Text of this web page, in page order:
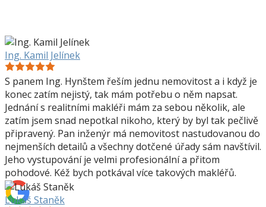
Ing. Kamil Jelínek
S panem Ing. Hynštem řeším jednu nemovitost a i když je
konec zatím nejistý, tak mám potřebu o něm napsat.
Jednání s realitními makléři mám za sebou několik, ale
zatím jsem snad nepotkal nikoho, který by byl tak pečlivě
připravený. Pan inženýr má nemovitost nastudovanou do
nejmenších detailů a všechny dotčené úřady sám navštívil.
Jeho vystupování je velmi profesionální a přitom
pohodové. Kéž bych potkával více takových makléřů.
Lukáš Staněk